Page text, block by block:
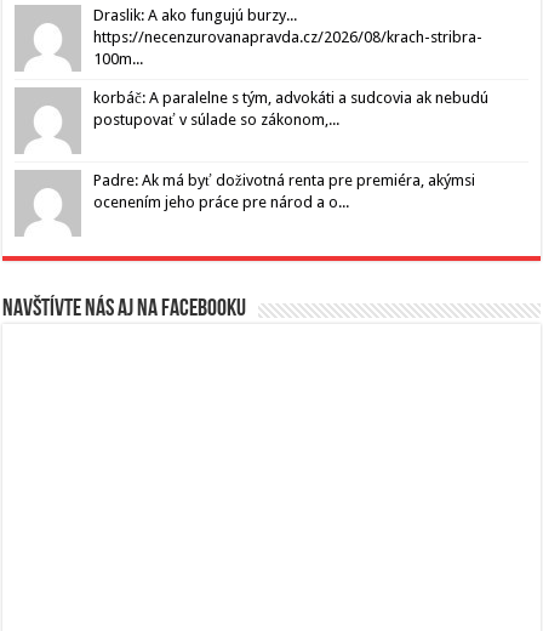
Draslik: A ako fungujú burzy...
https://necenzurovanapravda.cz/2026/08/krach-stribra-
100m...
korbáč: A paralelne s tým, advokáti a sudcovia ak nebudú
postupovať v súlade so zákonom,...
Padre: Ak má byť doživotná renta pre premiéra, akýmsi
ocenením jeho práce pre národ a o...
Navštívte nás aj na Facebooku